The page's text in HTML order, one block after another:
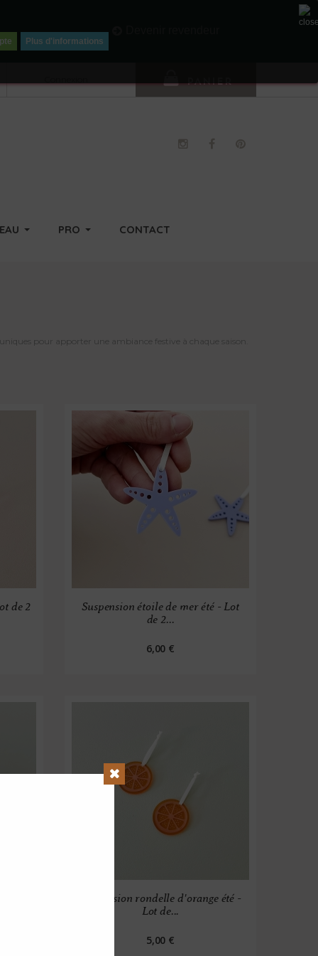
PANIER
Plus d'informations
PRO CONTACT
pour apporter une ambiance festive à chaque saison.
de 2
Suspension étoile de mer été - Lot
de 2...
6,00 €
-
Suspension rondelle d'orange été -
Lot de...
5,00 €
Close